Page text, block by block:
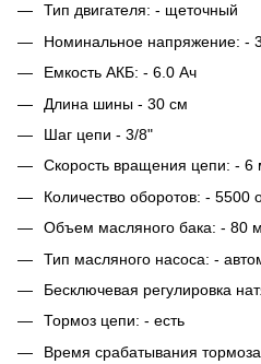
Тип двигателя: - щеточный
Номинальное напряжение: -
Емкость АКБ: - 6.0 Ач
Длина шины - 30 см
Шаг цепи - 3/8"
Скорость вращения цепи: - 6
Количество оборотов: - 5500
Объем масляного бака: - 80
Тип масляного насоса: -
Бесключевая регулировка
Тормоз цепи: - есть
Время срабатывания